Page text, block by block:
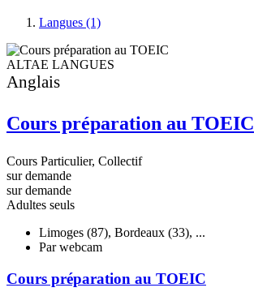
Langues (1)
ALTAE LANGUES
Anglais
Cours préparation au TOEIC
Cours Particulier, Collectif
sur demande
sur demande
Adultes seuls
Limoges (87), Bordeaux (33), ...
Par webcam
Cours préparation au TOEIC